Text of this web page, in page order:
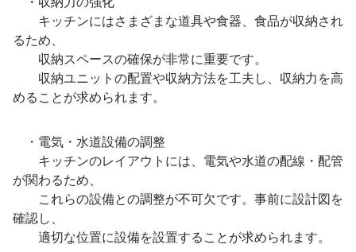
キッチンにはさまざまな道具や食器、食品が収納され
るため、
収納スペースの確保が非常に重要です。
収納ユニットの配置や収納方法を工夫し、収納力を高
めることが求められます。
・電気・水道設備の調整
キッチンのレイアウトには、電気や水道の配線・配管
が関わるため、
これらの設備との調整が不可欠です。事前に設計図を
確認し、
適切な位置に設備を設置することが求められます。